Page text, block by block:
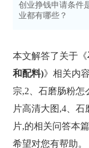
创业挣钱申请条件
业都有哪些？
本文解答了关于《
和配料)》相关内
宗,2、石磨肠粉怎
片高清大图,4、
片,的相关问答本
希望对您有帮助。